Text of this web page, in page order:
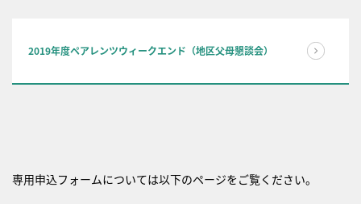
2019年度ペアレンツウィークエンド（地区父母懇談会）
専用申込フォームについては以下のページをご覧ください。